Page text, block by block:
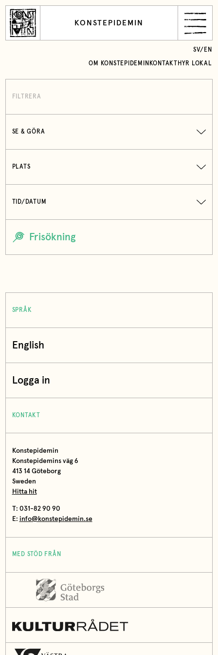
KONSTEPIDEMIN
OM KONSTEPIDEMIN KONTAKT HYR LOKAL
SV/ EN
FILTRERA
SE & GÖRA
PLATS
TID/DATUM
SPRÅK
English
Logga in
KONTAKT
Konstepidemin
Konstepidemins väg 6
413 14 Göteborg
Sweden
Hitta hit
T: 031-82 90 90
E: info@konstepidemin.se
MED STÖD FRÅN